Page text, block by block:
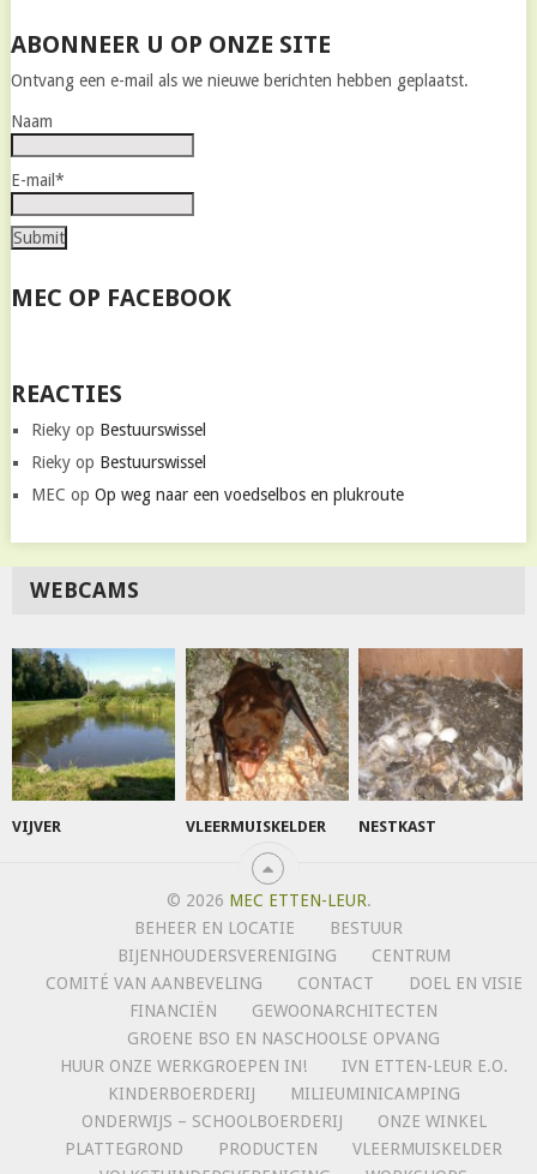
ABONNEER U OP ONZE SITE
Ontvang een e-mail als we nieuwe berichten hebben geplaatst.
Naam
E-mail*
MEC OP FACEBOOK
REACTIES
Riekyop Bestuurswissel
Riekyop Bestuurswissel
MEC op Op weg naar een voedselbos en plukroute
WEBCAMS
VIJVER VLEERMUISKELDER NESTKAST
© 2026 MEC ETTEN-LEUR.
BEHEER EN LOCATIE
BESTUUR
BIJENHOUDERSVERENIGING
CENTRUM
COMITÉ VAN AANBEVELING
CONTACT
DOEL EN VISIE
FINANCIËN
GEWOONARCHITECTEN
GROENE BSO EN NASCHOOLSE OPVANG
HUUR ONZE WERKGROEPEN IN!
IVN ETTEN-LEUR E.O.
KINDERBOERDERIJ
MILIEUMINICAMPING
ONDERWIJS – SCHOOLBOERDERIJ
ONZE WINKEL
PLATTEGROND
PRODUCTEN
VLEERMUISKELDER